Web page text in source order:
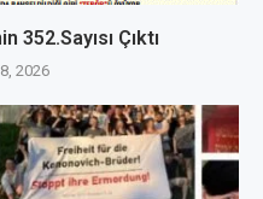
352.Sayısı Çıktı
2026